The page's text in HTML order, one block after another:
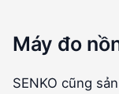
Máy đo
SENKO cũng